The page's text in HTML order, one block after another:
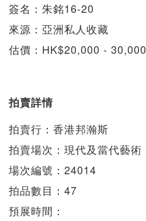
簽名：朱銘16-20
來源：亞洲私人收藏
估價：HK$20,000 - 30,000
拍賣詳情
拍賣行：香港邦瀚斯
拍賣場次：現代及當代藝術
場次編號：24014
拍品數目：47
預展時間：